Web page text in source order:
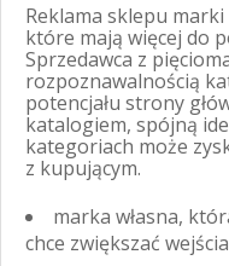
Reklama sklepu
które mają więcej do
Sprzedawca z
rozpoznawalnością
potencjału strony
katalogiem, spójną
kategoriach może
z kupującym.
marka własna,
chce zwiększać